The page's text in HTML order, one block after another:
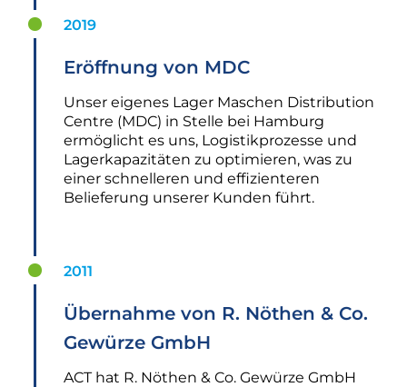
2019
Eröffnung von MDC
Unser eigenes Lager Maschen Distribution
Centre (MDC) in Stelle bei Hamburg
ermöglicht es uns, Logistikprozesse und
Lagerkapazitäten zu optimieren, was zu
einer schnelleren und effizienteren
Belieferung unserer Kunden führt.
2011
Übernahme von R. Nöthen & Co.
Gewürze GmbH
ACT hat R. Nöthen & Co. Gewürze GmbH